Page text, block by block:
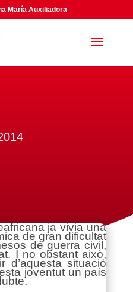
María Auxiliadora
ja vivia una
de gran dificultat
de guerra civil,
I no obstant això,
d’aquesta situació
joventut un país